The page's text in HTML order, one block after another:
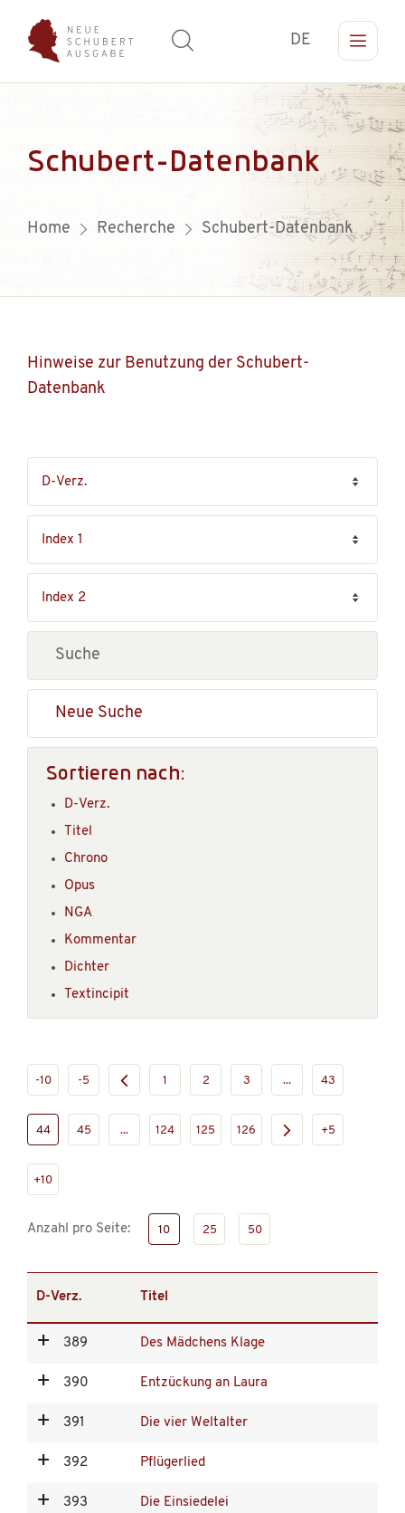
DE
Schubert-Datenbank
Home Recherche Schubert-Datenbank
Hinweise zur Benutzung der Schubert-
Datenbank
Neue Suche
Sortieren nach:
D-Verz.
Titel
Chrono
Opus
NGA
Kommentar
Dichter
Textincipit
-10 -5 1 2 3 ... 43
44 45 ... 124 125 126 +5
+10
Anzahl pro Seite: 10 25 50
D-Verz. Titel
389 Des Mädchens Klage
390 Entzückung an Laura
391 Die vier Weltalter
392 Pflügerlied
393 Die Einsiedelei